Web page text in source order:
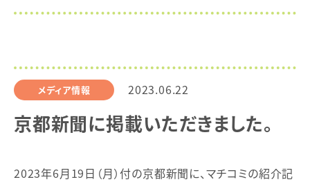
メディア情報 2023.06.22
京都新聞に掲載いただきました。
2023年6月19日（月）付の京都新聞に、マチコミの紹介記